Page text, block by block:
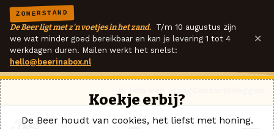
ZOMERSTAND
De Beer ligt met z'n voetjes in het zand. T/m 10 augustus zijn
we wat minder goed bereikbaar en kan je levering 1 tot 4
werkdagen duren. Mailen werkt het snelst:
hello@beerinabox.nl
×
Koekje erbij?
De Beer houdt van cookies, het liefst met honing.